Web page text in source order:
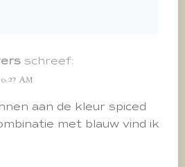
schreef:
AM
aan de kleur spiced
met blauw vind ik